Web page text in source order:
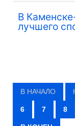
В
лучшего
В НАЧАЛО
6 7 8